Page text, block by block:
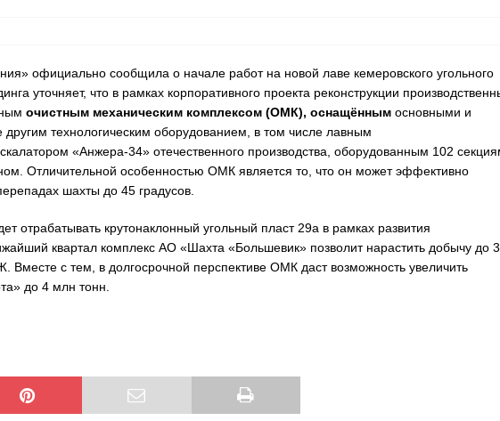
официально сообщила о начале работ на новой лаве кемеровского угольного
уточняет, что в рамках корпоративного проекта реконструкции
очистным механическим комплексом (ОМК), оснащённым основными и
технологическим оборудованием, в том числе лавным
«Анжера-34» отечественного производства, оборудованным 102
Отличительной особенностью ОМК является то, что он может эффективно
шахты до 45 градусов.
отрабатывать крутонаклонный угольный пласт 29а в рамках развития
квартал комплекс АО «Шахта «Большевик» позволит нарастить добычу до
Вместе с тем, в долгосрочной перспективе ОМК даст возможность увеличить
до 4 млн тонн.